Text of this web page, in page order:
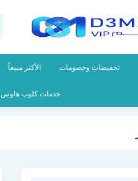
تخفيضات وخصومات الأكثر مبيعاً
خدمات كلوب هاوس